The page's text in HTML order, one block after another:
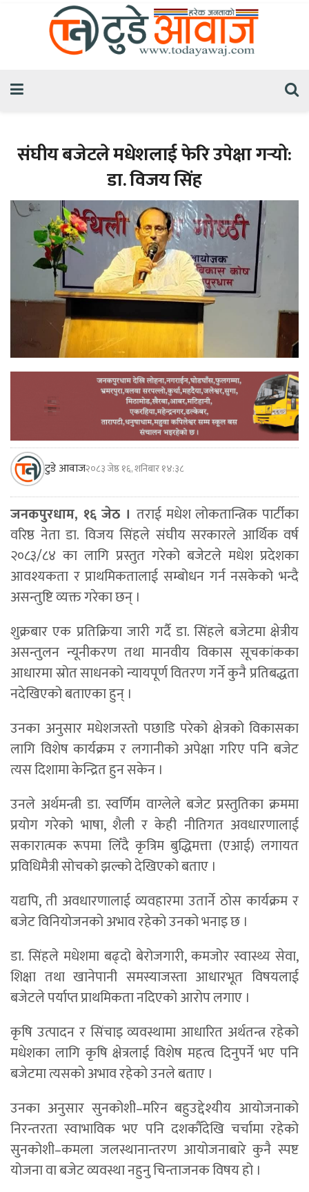
संघीय बजेटले मधेशलाई फेरि उपेक्षा गर्‍यो:
डा. विजय सिंह
टुडे आवाज२०८३ जेष्ठ १६, शनिबार १४:३८
जनकपुरधाम, १६ जेठ । तराई मधेश लोकतान्त्रिक पार्टीका
वरिष्ठ नेता डा. विजय सिंहले संघीय सरकारले आर्थिक वर्ष
२०८३/८४ का लागि प्रस्तुत गरेको बजेटले मधेश प्रदेशका
आवश्यकता र प्राथमिकतालाई सम्बोधन गर्न नसकेको भन्दै
असन्तुष्टि व्यक्त गरेका छन् ।
शुक्रबार एक प्रतिक्रिया जारी गर्दै डा. सिंहले बजेटमा क्षेत्रीय
असन्तुलन न्यूनीकरण तथा मानवीय विकास सूचकांकका
आधारमा स्रोत साधनको न्यायपूर्ण वितरण गर्ने कुनै प्रतिबद्धता
नदेखिएको बताएका हुन् ।
उनका अनुसार मधेशजस्तो पछाडि परेको क्षेत्रको विकासका
लागि विशेष कार्यक्रम र लगानीको अपेक्षा गरिए पनि बजेट
त्यस दिशामा केन्द्रित हुन सकेन ।
उनले अर्थमन्त्री डा. स्वर्णिम वाग्लेले बजेट प्रस्तुतिका क्रममा
प्रयोग गरेको भाषा, शैली र केही नीतिगत अवधारणालाई
सकारात्मक रूपमा लिँदै कृत्रिम बुद्धिमत्ता (एआई) लगायत
प्रविधिमैत्री सोचको झल्को देखिएको बताए ।
यद्यपि, ती अवधारणालाई व्यवहारमा उतार्ने ठोस कार्यक्रम र
बजेट विनियोजनको अभाव रहेको उनको भनाइ छ ।
डा. सिंहले मधेशमा बढ्दो बेरोजगारी, कमजोर स्वास्थ्य सेवा,
शिक्षा तथा खानेपानी समस्याजस्ता आधारभूत विषयलाई
बजेटले पर्याप्त प्राथमिकता नदिएको आरोप लगाए ।
कृषि उत्पादन र सिंचाइ व्यवस्थामा आधारित अर्थतन्त्र रहेको
मधेशका लागि कृषि क्षेत्रलाई विशेष महत्व दिनुपर्ने भए पनि
बजेटमा त्यसको अभाव रहेको उनले बताए ।
उनका अनुसार सुनकोशी–मरिन बहुउद्देश्यीय आयोजनाको
निरन्तरता स्वाभाविक भए पनि दशकौँदेखि चर्चामा रहेको
सुनकोशी–कमला जलस्थानान्तरण आयोजनाबारे कुनै स्पष्ट
योजना वा बजेट व्यवस्था नहुनु चिन्ताजनक विषय हो ।